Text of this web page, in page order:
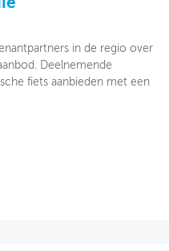
in de regio over
Deelnemende
fiets aanbieden met een